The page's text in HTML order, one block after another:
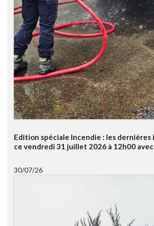
Edition spéciale Incendie : les
ce vendredi 31 juillet 2026 à 12h00
30/07/26